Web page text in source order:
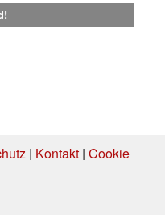
| Kontakt| Cookie